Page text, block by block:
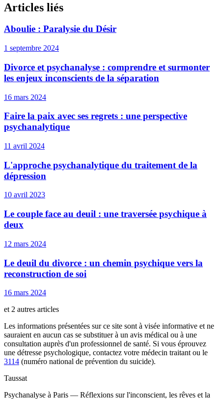
Articles liés
Aboulie : Paralysie du Désir
1 septembre 2024
Divorce et psychanalyse : comprendre et surmonter
les enjeux inconscients de la séparation
16 mars 2024
Faire la paix avec ses regrets : une perspective
psychanalytique
11 avril 2024
L'approche psychanalytique du traitement de la
dépression
10 avril 2023
Le couple face au deuil : une traversée psychique à
deux
12 mars 2024
Le deuil du divorce : un chemin psychique vers la
reconstruction de soi
16 mars 2024
et 2 autres articles
Les informations présentées sur ce site sont à visée informative et ne
sauraient en aucun cas se substituer à un avis médical ou à une
consultation auprès d'un professionnel de santé. Si vous éprouvez
une détresse psychologique, contactez votre médecin traitant ou le
3114 (numéro national de prévention du suicide).
Taussat
Psychanalyse à Paris — Réflexions sur l'inconscient, les rêves et la